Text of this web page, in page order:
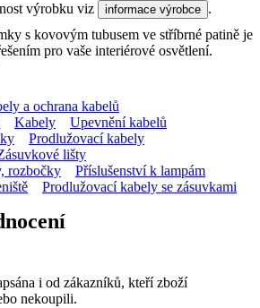
s kovovým tubusem ve stříbrné patině je
pro vaše interiérové osvětlení.
výrobku viz informace výrobce .
a ochrana kabelů
Kabely
Upevnění kabelů
Prodlužovací kabely
lišty
rozbočky
Příslušenství k lampám
Prodlužovací kabely se zásuvkami
i od zákazníků, kteří zboží
nekoupili.